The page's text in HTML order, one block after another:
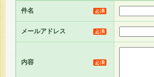
件名
メールアドレス
内容